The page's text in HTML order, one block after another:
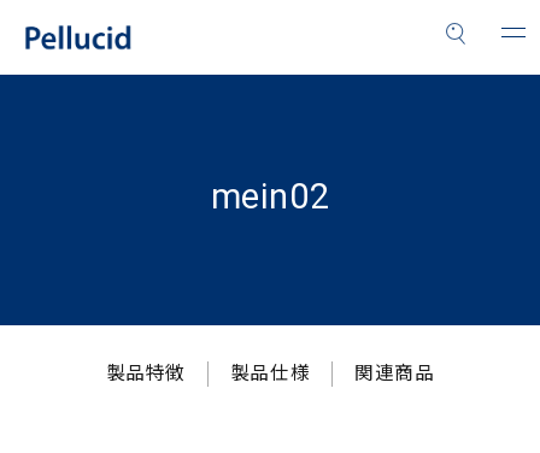
mein02
製品特徴 製品仕様 関連商品